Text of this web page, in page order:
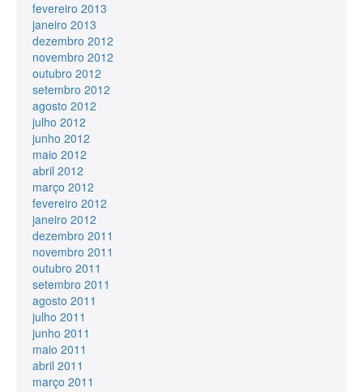
fevereiro 2013
janeiro 2013
dezembro 2012
novembro 2012
outubro 2012
setembro 2012
agosto 2012
julho 2012
junho 2012
maio 2012
abril 2012
março 2012
fevereiro 2012
janeiro 2012
dezembro 2011
novembro 2011
outubro 2011
setembro 2011
agosto 2011
julho 2011
junho 2011
maio 2011
abril 2011
março 2011